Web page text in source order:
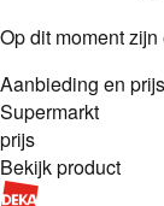
Op dit moment
Aanbieding en prijs
Supermarkt
prijs
Bekijk product